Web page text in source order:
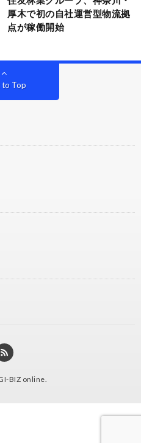
厚木で初の自社運営型物流拠
点が稼働開始
to Top
BIZ online